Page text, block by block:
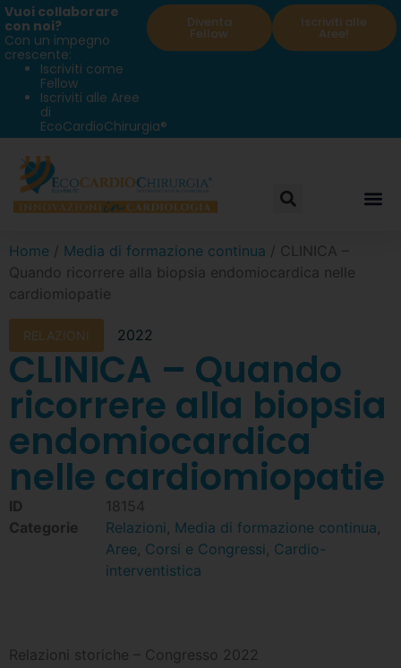
Vuoi collaborare
con noi?
Con un impegno
crescente:
Iscriviti come
Fellow
Iscriviti alle Aree
di
EcoCardioChirurgia®
Diventa
Fellow
Iscriviti alle
Aree!
Home / Media di formazione continua / CLINICA –
Quando ricorrere alla biopsia endomiocardica nelle
cardiomiopatie
RELAZIONI 2022
CLINICA – Quando
ricorrere alla biopsia
endomiocardica
nelle cardiomiopatie
ID
18154
Categorie
Relazioni, Media di formazione continua,
Aree, Corsi e Congressi, Cardio-
interventistica
Relazioni storiche – Congresso 2022